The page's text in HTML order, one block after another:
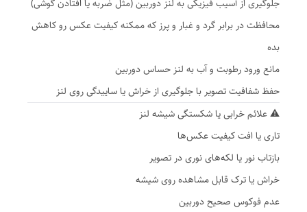
جلوگیری از آسیب فیزیکی به لنز دوربین (مثل ضربه یا افتادن گوشی)
محافظت در برابر گرد و غبار و پرز که ممکنه کیفیت عکس رو کاهش
بده
مانع ورود رطوبت و آب به لنز حساس دوربین
حفظ شفافیت تصویر با جلوگیری از خراش یا ساییدگی روی لنز
⚠️ علائم خرابی یا شکستگی شیشه لنز
تاری یا افت کیفیت عکس‌ها
بازتاب نور یا لکه‌های نوری در تصویر
خراش یا ترک قابل مشاهده روی شیشه
عدم فوکوس صحیح دوربین